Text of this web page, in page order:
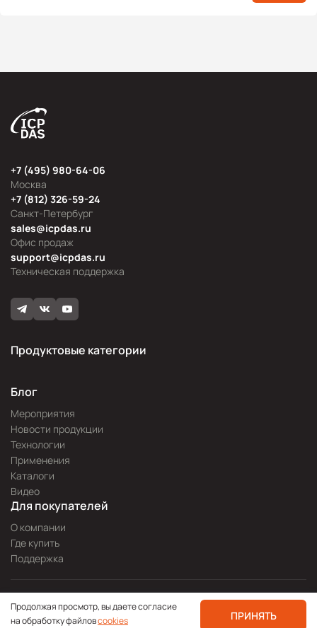
Москва
+7 (495) 980-64-06
Офис продаж
sales@icpdas.ru
Санкт-Петербург
+7 (812) 326-59-24
Техническая поддержка
support@icpdas.ru
Продуктовые категории
Блог
Мероприятия
Новости продукции
Технологии
Применения
Каталоги
Видео
Для покупателей
О компании
Где купить
Поддержка
Политика конфиденциальности
© 2000—2026 icpdas.ru
Pitch
Продолжая просмотр, вы даете согласие
на обработку файловcookies ПРИНЯТЬ